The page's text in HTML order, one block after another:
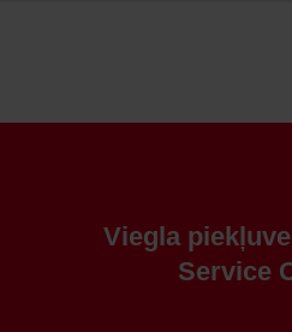
Viegla
Service